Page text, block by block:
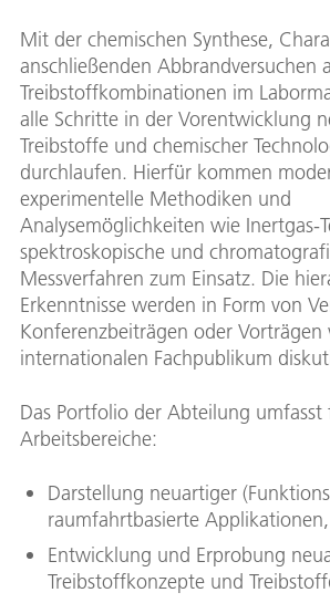
Mit der chemischen Synthese,
anschließenden Abbrandversuchen
Treibstoffkombinationen im
alle Schritte in der Vorentwicklung
Treibstoffe und chemischer
durchlaufen. Hierfür kommen
experimentelle Methodiken und
Analysemöglichkeiten wie Inertgas-
spektroskopische und
Messverfahren zum Einsatz. Die
Erkenntnisse werden in Form von
Konferenzbeiträgen oder Vorträgen
internationalen Fachpublikum
Das Portfolio der Abteilung umfasst
Arbeitsbereiche:
Darstellung neuartiger
raumfahrtbasierte Applikationen,
Entwicklung und Erprobung
Treibstoffkonzepte und